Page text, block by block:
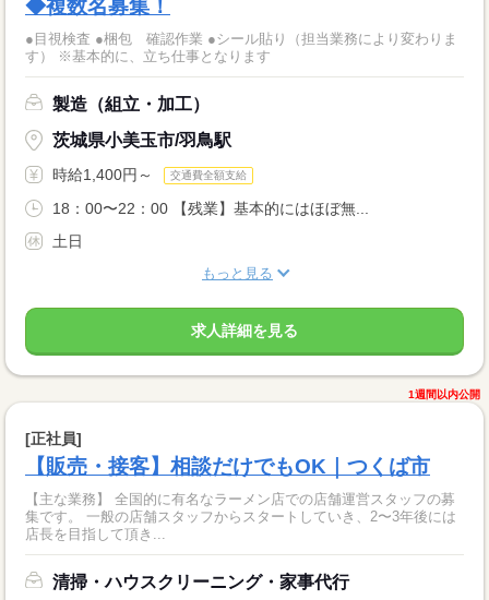
◆複数名募集！
●目視検査 ●梱包 確認作業 ●シール貼り（担当業務により変わりま
す） ※基本的に、立ち仕事となります
製造（組立・加工）
茨城県小美玉市/羽鳥駅
時給1,400円～ 交通費全額支給
18：00〜22：00 【残業】基本的にはほぼ無...
土日
もっと見る
求人詳細を見る
1週間以内公開
[正社員]
【販売・接客】相談だけでもOK｜つくば市
【主な業務】 全国的に有名なラーメン店での店舗運営スタッフの募
集です。 一般の店舗スタッフからスタートしていき、2〜3年後には
店長を目指して頂き...
清掃・ハウスクリーニング・家事代行